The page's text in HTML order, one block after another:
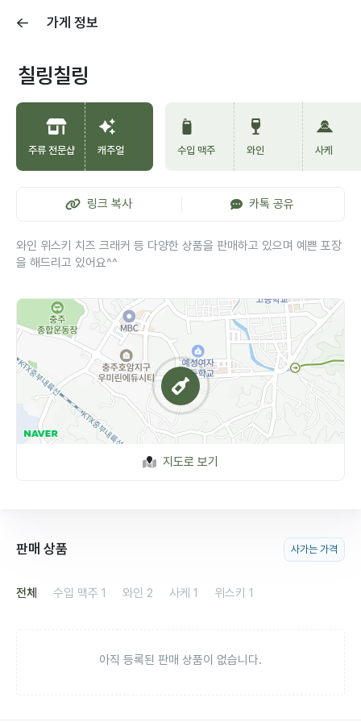
가게 정보
칠링칠링
주류 전문샵 캐주얼 수입 맥주 와인 사케
링크 복사 카톡 공유
와인 위스키 치즈 크래커 등 다양한 상품을 판매하고 있으며 예쁜 포장
을 해드리고 있어요^^
지도로 보기
판매 상품 사가는 가격
전체 수입 맥주 1 와인 2 사케 1 위스키 1
아직 등록된 판매 상품이 없습니다.